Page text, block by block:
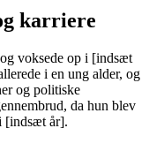
karriere
voksede op i [indsæt
i en ung alder, og
og politiske
da hun blev
[indsæt år].